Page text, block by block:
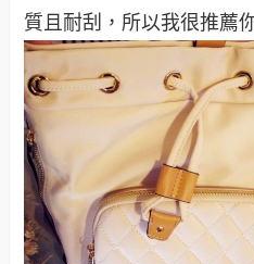
質且耐刮，所以我很推薦